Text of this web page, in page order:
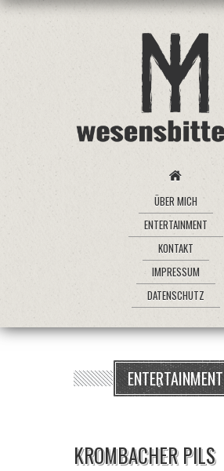
ÜBER MICH
ENTERTAINMENT
KONTAKT
IMPRESSUM
DATENSCHUTZ
ENTERTAINMENT
KROMBACHER PILS